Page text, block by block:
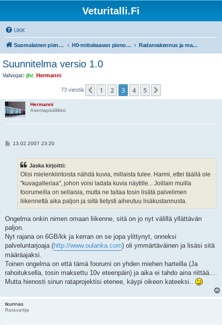
Veturitalli.Fi
UKK
Suomalainen pienoisrautatiefoorumi H0-mittakaavan pienoisrautatiet Radanrakennus ja maisemointi
Suunnitelma versio 1.0
Valvojat: jhr, Hermanni
73 viestiä Edellinen
1 2 3 4 5
Hermanni
Asemapäällikkö
V13.02.2007 23:20
Jaska kirjoitti:
Olisi mielenkiintoista nähdä kuvia, millaista tulee. Harmi, ettei täällä ole
"kuvagalleriaa", johon voisi ladata kuvia näytille... Joillain muilla
foorumeilla on sellaisia, mutta ne taitaa tosin lisätä palvelimen
liikennettä aika paljon ja siitä tietysti aiheutuu lisäkustannusta.
Ongelma onkin nimen omaan liikenne, sitä on jo nyt välillä yllättävän
paljon.
Nyt rajana on 6GB/kk ja kerran on se jopa ylittynyt, onneksi
palveluntarjoaja (http://www.oulanka.com) oli ymmärtäväinen ja lisäsi sitä
määräajaksi.
Toinen ongelma on että tämä foorumi on yhden miehen harteilla (Ja
rahoituksella, tosin maksettu 10v eteenpäin) ja aika ei tahdo aina riittää....
Mutta hienosti sinun rataprojektisi etenee, käypi oikeen kateeksi..
tkunnas
Ratavartija